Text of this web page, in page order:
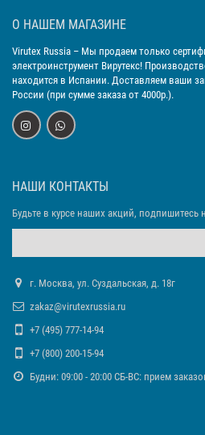
О НАШЕМ МАГАЗИНЕ
Virutex Russia – Мы продаем только
электроинструмент Вирутекс!
находится в Испании. Доставляем ваши
России (при сумме заказа от 4000р.).
НАШИ КОНТАКТЫ
Будьте в курсе наших акций, подпишитесь
г. Москва, ул. Суздальская, д. 18г
zakaz@virutexrussia.ru
+7 (495) 777-14-94
+7 (800) 200-15-94
Будни: 09:00 - 20:00 СБ-ВС: прием